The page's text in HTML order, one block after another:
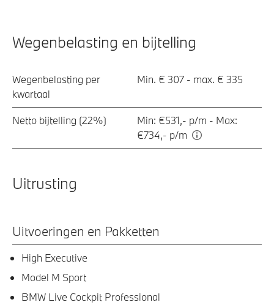
Wegenbelasting en bijtelling
Wegenbelasting per
kwartaal
Min. € 307 - max. € 335
Netto bijtelling (22%)
Min: €531,- p/m - Max:
€734,- p/m
Uitrusting
Uitvoeringen en Pakketten
High Executive
Model M Sport
BMW Live Cockpit Professional